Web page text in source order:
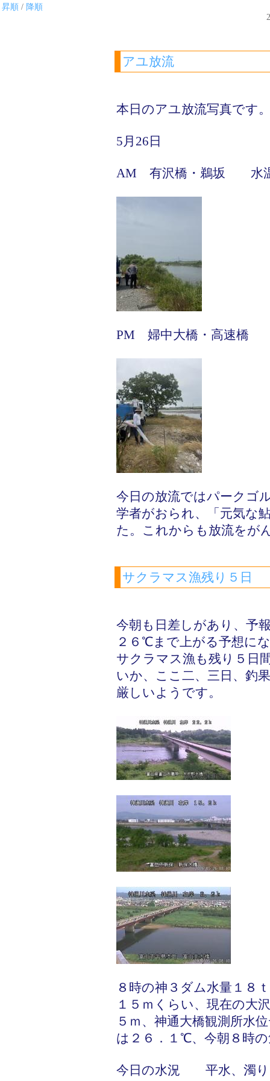
昇順 / 降順
アユ放流
本日のアユ放流写真です
5月26日
AM 有沢橋・鵜坂 水
PM 婦中大橋・高速橋
今日の放流ではパークゴ
学者がおられ、「元気な
た。これからも放流をが
サクラマス漁残り５日
今朝も日差しがあり、予
２６℃まで上がる予想に
サクラマス漁も残り５日
いか、ここ二、三日、釣
厳しいようです。
８時の神３ダム水量１８
１５ｍくらい、現在の大
５ｍ、神通大橋観測所水
は２６．１℃、今朝８時
今日の水況 平水、濁り